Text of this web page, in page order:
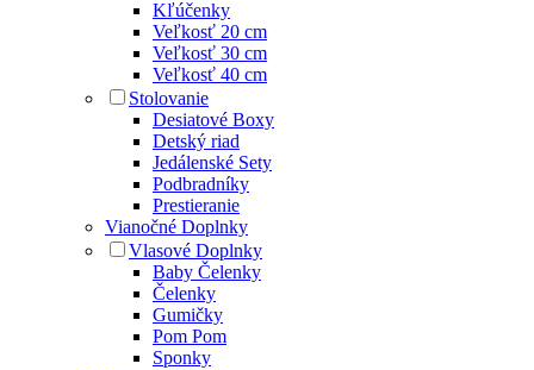
Kľúčenky
Veľkosť 20 cm
Veľkosť 30 cm
Veľkosť 40 cm
Stolovanie
Desiatové Boxy
Detský riad
Jedálenské Sety
Podbradníky
Prestieranie
Vianočné Doplnky
Vlasové Doplnky
Baby Čelenky
Čelenky
Gumičky
Pom Pom
Sponky